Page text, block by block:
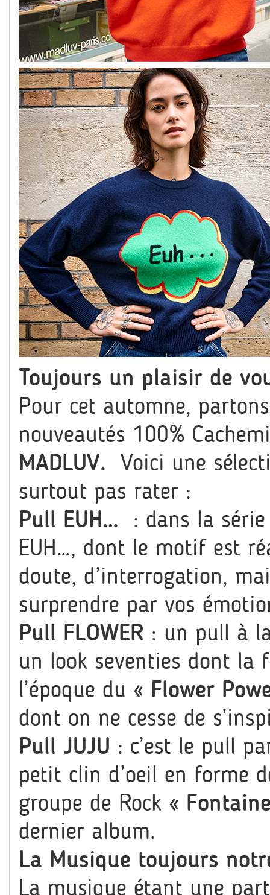
Toujours un plaisir de
Pour cet automne,
nouveautés 100%
MADLUV. Voici une
surtout pas rater :
Pull EUH… : dans la
EUH…, dont le motif est
doute, d’interrogation,
surprendre par vos
Pull FLOWER : un pull à
un look seventies dont la
l’époque du « Flower
dont on ne cesse de
Pull JUJU : c’est le pull
petit clin d’oeil en forme
groupe de Rock «
dernier album.
La Musique toujours
La musique étant une